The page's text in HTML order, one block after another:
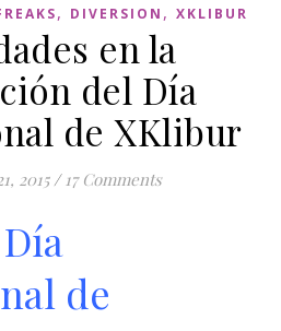
, DIVERSION , XKLIBUR
en la
del Día
de XKlibur
2015 / 17 Comments
de